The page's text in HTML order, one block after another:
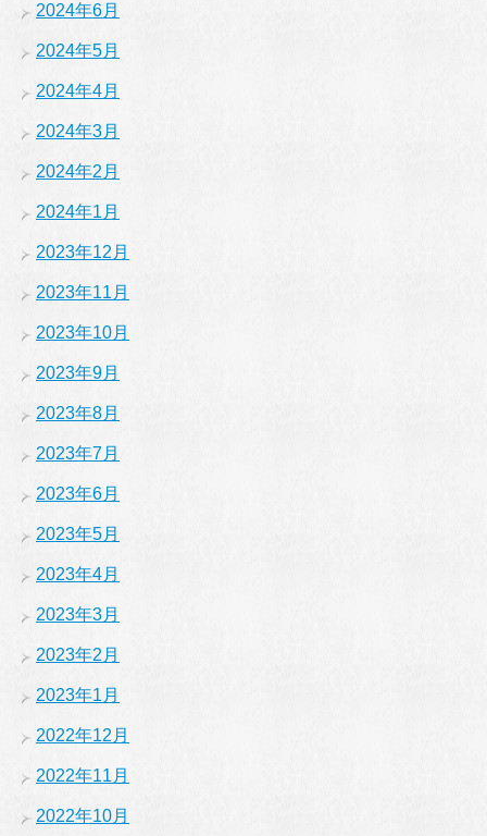
2024年6月
2024年5月
2024年4月
2024年3月
2024年2月
2024年1月
2023年12月
2023年11月
2023年10月
2023年9月
2023年8月
2023年7月
2023年6月
2023年5月
2023年4月
2023年3月
2023年2月
2023年1月
2022年12月
2022年11月
2022年10月